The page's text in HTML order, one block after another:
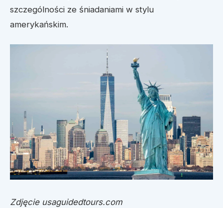
szczególności ze śniadaniami w stylu
amerykańskim.
Zdjęcie usaguidedtours.com